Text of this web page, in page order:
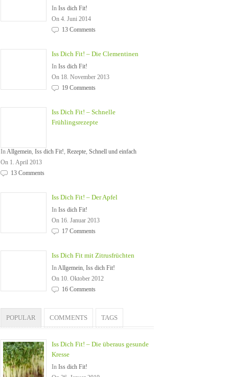
In Iss dich Fit!
On 4. Juni 2014
13 Comments
Iss Dich Fit! – Die Clementinen
In Iss dich Fit!
On 18. November 2013
19 Comments
Iss Dich Fit! – Schnelle
Frühlingsrezepte
InAllgemein, Iss dich Fit!, Rezepte, Schnell und einfach
On 1. April 2013
13 Comments
Iss Dich Fit! – Der Apfel
In Iss dich Fit!
On 16. Januar 2013
17 Comments
Iss Dich Fit mit Zitrusfrüchten
InAllgemein, Iss dich Fit!
On 10. Oktober 2012
16 Comments
POPULAR COMMENTS TAGS
Iss Dich Fit! – Die überaus gesunde
Kresse
In Iss dich Fit!